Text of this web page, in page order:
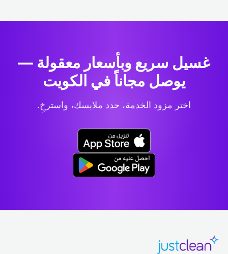
غسيل سريع وبأسعار معقولة —
يوصل مجاناً في الكويت
اختر مزود الخدمة، حدد ملابسك، واسترخِ.